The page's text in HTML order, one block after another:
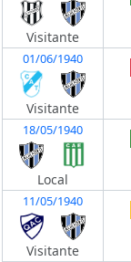
Visitante
01/06/1940
Visitante
18/05/1940
Local
11/05/1940
Visitante